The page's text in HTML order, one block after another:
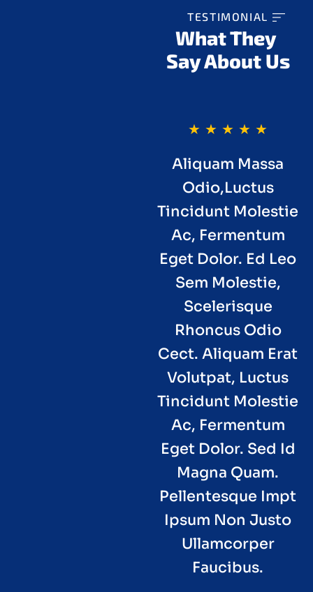
TESTIMONIAL
What They
Say About Us
Aliquam Massa
Odio,luctus
Tincidunt Molestie
Ac, Fermentum
Eget Dolor. Ed Leo
Sem Molestie,
Scelerisque
Rhoncus Odio
Cect. Aliquam Erat
Volutpat, Luctus
Tincidunt Molestie
Ac, Fermentum
Eget Dolor. Sed Id
Magna Quam.
Pellentesque Impt
Ipsum Non Justo
Ullamcorper
Faucibus.
Molestie,
Scelerisque
Rhoncus Odio
Cect. Aliquam Erat
Volutpat. Sed Id
Magna Quam.
Pellentesque Impt
Ipsum Non Justo
Ullamcorper
Faucibus. Aliquam
Massa Odio,luctus
Tincidunt Molestie
Ac, Fermentum
Eget Dolor.
Fermentum Eget
Dolor.,luctus
Tincidunt Molestie
Molestie,
Scelerisque
Rhoncus Odio
Cect. Aliquam Erat
Volutpat. Sed Id
Magna Quam.
Pellentesque Impt
Ipsum Non Justo
Ullamcorper
Faucibus. Aliquam
Massa Odio,luctus
Tincidunt Molestie
Ac, Fermentum
Eget Dolor.,luctus
Tincidunt Molestie
Ac, Fermentum
Eget Dolor.